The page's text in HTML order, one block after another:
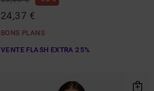
24,37 €
BONS PLANS
VENTE FLASH EXTRA 25%